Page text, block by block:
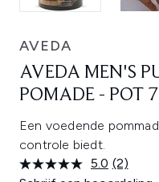
AVEDA
AVEDA MEN'S
POMADE - POT
Een voedende
controle biedt.
5.0 Lees
(2)